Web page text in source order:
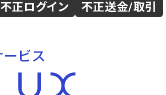
不正ログイン 不正送金/取引